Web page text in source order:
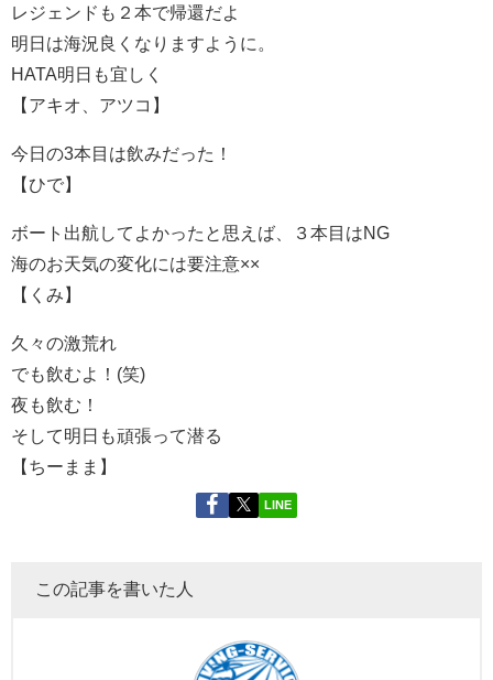
レジェンドも２本で帰還だよ
明日は海況良くなりますように。
HATA明日も宜しく
【アキオ、アツコ】
今日の3本目は飲みだった！
【ひで】
ボート出航してよかったと思えば、３本目はNG
海のお天気の変化には要注意××
【くみ】
久々の激荒れ
でも飲むよ！(笑)
夜も飲む！
そして明日も頑張って潜る
【ちーまま】
LINE
この記事を書いた人